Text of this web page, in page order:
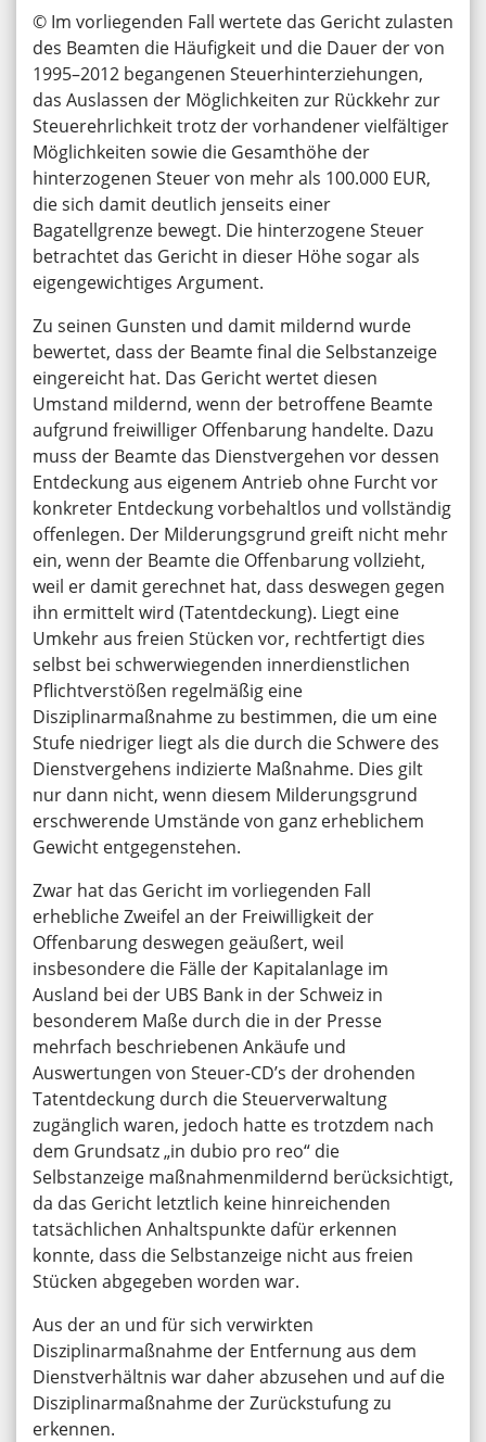
© Im vorliegenden Fall wertete das Gericht zulasten
des Beamten die Häufigkeit und die Dauer der von
1995–2012 begangenen Steuerhinterziehungen,
das Auslassen der Möglichkeiten zur Rückkehr zur
Steuerehrlichkeit trotz der vorhandener vielfältiger
Möglichkeiten sowie die Gesamthöhe der
hinterzogenen Steuer von mehr als 100.000 EUR,
die sich damit deutlich jenseits einer
Bagatellgrenze bewegt. Die hinterzogene Steuer
betrachtet das Gericht in dieser Höhe sogar als
eigengewichtiges Argument.
Zu seinen Gunsten und damit mildernd wurde
bewertet, dass der Beamte final die Selbstanzeige
eingereicht hat. Das Gericht wertet diesen
Umstand mildernd, wenn der betroffene Beamte
aufgrund freiwilliger Offenbarung handelte. Dazu
muss der Beamte das Dienstvergehen vor dessen
Entdeckung aus eigenem Antrieb ohne Furcht vor
konkreter Entdeckung vorbehaltlos und vollständig
offenlegen. Der Milderungsgrund greift nicht mehr
ein, wenn der Beamte die Offenbarung vollzieht,
weil er damit gerechnet hat, dass deswegen gegen
ihn ermittelt wird (Tatentdeckung). Liegt eine
Umkehr aus freien Stücken vor, rechtfertigt dies
selbst bei schwerwiegenden innerdienstlichen
Pflichtverstößen regelmäßig eine
Disziplinarmaßnahme zu bestimmen, die um eine
Stufe niedriger liegt als die durch die Schwere des
Dienstvergehens indizierte Maßnahme. Dies gilt
nur dann nicht, wenn diesem Milderungsgrund
erschwerende Umstände von ganz erheblichem
Gewicht entgegenstehen.
Zwar hat das Gericht im vorliegenden Fall
erhebliche Zweifel an der Freiwilligkeit der
Offenbarung deswegen geäußert, weil
insbesondere die Fälle der Kapitalanlage im
Ausland bei der UBS Bank in der Schweiz in
besonderem Maße durch die in der Presse
mehrfach beschriebenen Ankäufe und
Auswertungen von Steuer-CD’s der drohenden
Tatentdeckung durch die Steuerverwaltung
zugänglich waren, jedoch hatte es trotzdem nach
dem Grundsatz „in dubio pro reo“ die
Selbstanzeige maßnahmenmildernd berücksichtigt,
da das Gericht letztlich keine hinreichenden
tatsächlichen Anhaltspunkte dafür erkennen
konnte, dass die Selbstanzeige nicht aus freien
Stücken abgegeben worden war.
Aus der an und für sich verwirkten
Disziplinarmaßnahme der Entfernung aus dem
Dienstverhältnis war daher abzusehen und auf die
Disziplinarmaßnahme der Zurückstufung zu
erkennen.